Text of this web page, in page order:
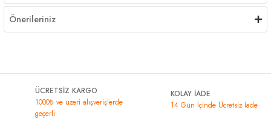
Önerileriniz
ÜCRETSİZ KARGO
1000₺ ve üzeri alışverişlerde
geçerli
KOLAY İADE
14 Gün İçinde Ücretsiz İade